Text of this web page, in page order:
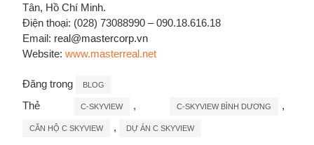
Tân, Hồ Chí Minh.
Điện thoại: (028) 73088990 – 090.18.616.18
Email: real@mastercorp.vn
Website:www.masterreal.net
Đăng trong BLOG
Thẻ C-SKYVIEW , C-SKYVIEW BÌNH DƯƠNG ,
CĂN HỘ C SKYVIEW , DỰ ÁN C SKYVIEW